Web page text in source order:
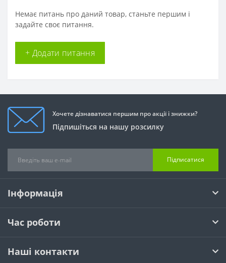
Немає питань про даний товар, станьте першим і
задайте своє питання.
+ Додати питання
Хочете дізнаватися першим про акції і знижки?
Підпишіться на нашу розсилку
Підписатися
Інформація
Час роботи
Наші контакти